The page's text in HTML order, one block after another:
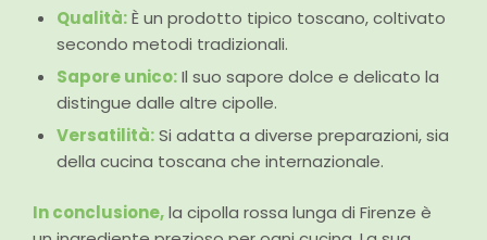
Qualità:È un prodotto tipico toscano, coltivato
secondo metodi tradizionali.
Sapore unico:Il suo sapore dolce e delicato la
distingue dalle altre cipolle.
Versatilità:Si adatta a diverse preparazioni, sia
della cucina toscana che internazionale.
In conclusione,la cipolla rossa lunga di Firenze è